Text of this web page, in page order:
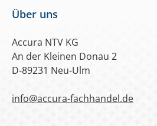
Über uns
Accura NTV KG
An der Kleinen Donau 2
D-89231 Neu-Ulm
info@accura-fachhandel.de